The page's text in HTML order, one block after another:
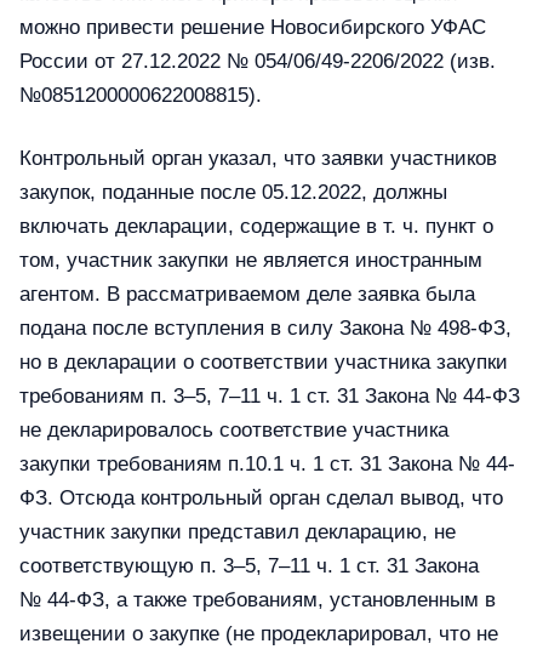
можно привести решение Новосибирского УФАС
России от 27.12.2022 № 054/06/49-2206/2022 (изв.
№0851200000622008815).
Контрольный орган указал, что заявки участников
закупок, поданные после 05.12.2022, должны
включать декларации, содержащие в т. ч. пункт о
том, участник закупки не является иностранным
агентом. В рассматриваемом деле заявка была
подана после вступления в силу Закона № 498-ФЗ,
но в декларации о соответствии участника закупки
требованиям п. 3–5, 7–11 ч. 1 ст. 31 Закона № 44-ФЗ
не декларировалось соответствие участника
закупки требованиям п.10.1 ч. 1 ст. 31 Закона № 44-
ФЗ. Отсюда контрольный орган сделал вывод, что
участник закупки представил декларацию, не
соответствующую п. 3–5, 7–11 ч. 1 ст. 31 Закона
№ 44-ФЗ, а также требованиям, установленным в
извещении о закупке (не продекларировал, что не